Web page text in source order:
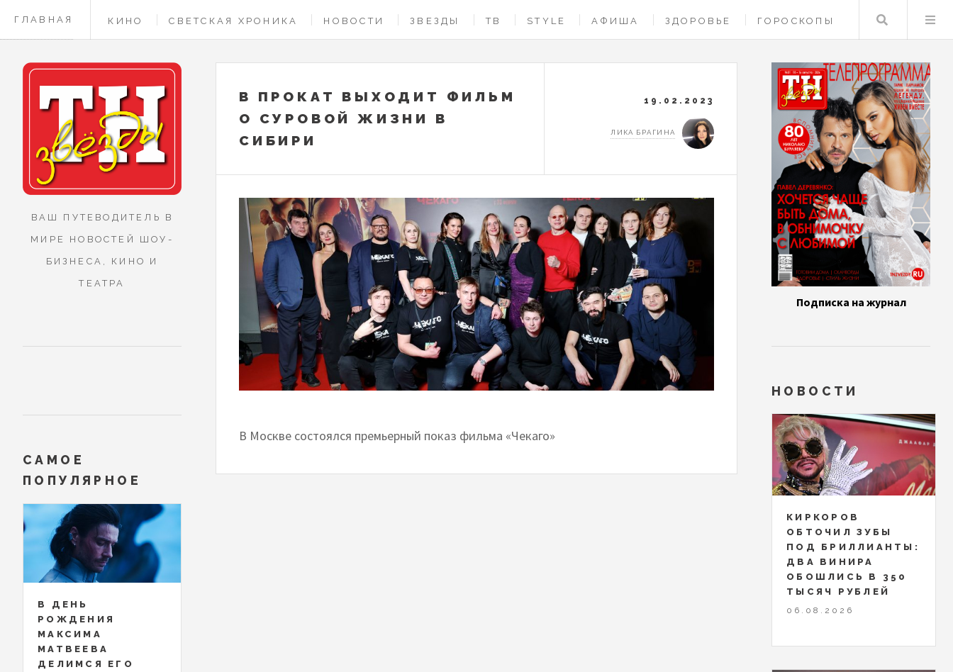
ГЛАВНАЯ КИНО СВЕТСКАЯ ХРОНИКА НОВОСТИ ЗВЕЗДЫ ТВ STYLE АФИША ЗДОРОВЬЕ ГОРОСКОПЫ
КОНТАКТЫ
Поиск
В ПРОКАТ ВЫХОДИТ ФИЛЬМ
О СУРОВОЙ ЖИЗНИ В
СИБИРИ
19.02.2023
ЛИКА БРАГИНА
В Москве состоялся премьерный показ фильма «Чекаго»
ВАШ ПУТЕВОДИТЕЛЬ В
МИРЕ НОВОСТЕЙ ШОУ-
БИЗНЕСА, КИНО И
ТЕАТРА
САМОЕ
ПОПУЛЯРНОЕ
В ДЕНЬ
РОЖДЕНИЯ
МАКСИМА
МАТВЕЕВА
ДЕЛИМСЯ ЕГО
Подписка на журнал
НОВОСТИ
КИРКОРОВ
ОБТОЧИЛ ЗУБЫ
ПОД БРИЛЛИАНТЫ:
ДВА ВИНИРА
ОБОШЛИСЬ В 350
ТЫСЯЧ РУБЛЕЙ
06.08.2026